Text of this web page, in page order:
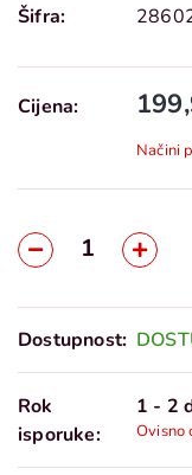
Šifra:
Cijena:
Načini
Dostupnost:
Rok
isporuke:
1 - 2
Ovisno